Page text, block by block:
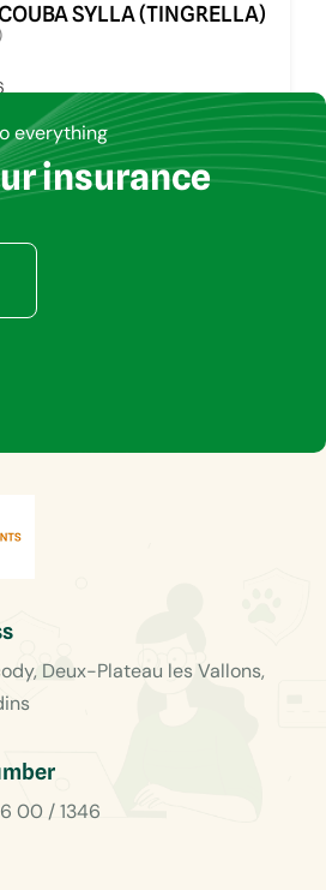
SYLLA (TINGRELLA)
34
everything
insurance
Deux-Plateau les Vallons,
00 / 1346